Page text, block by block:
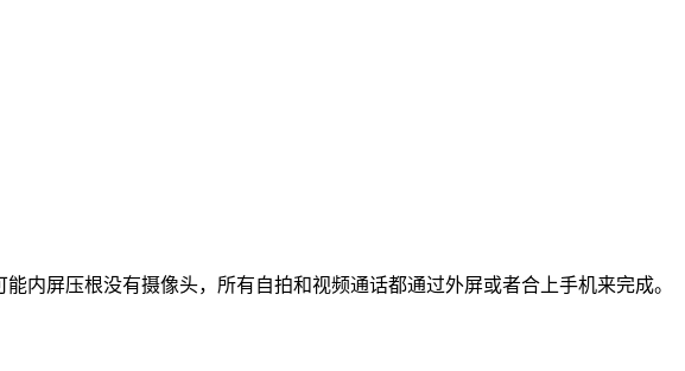
内屏压根没有摄像头，所有自拍和视频通话都通过外屏或者合上手机来完成。